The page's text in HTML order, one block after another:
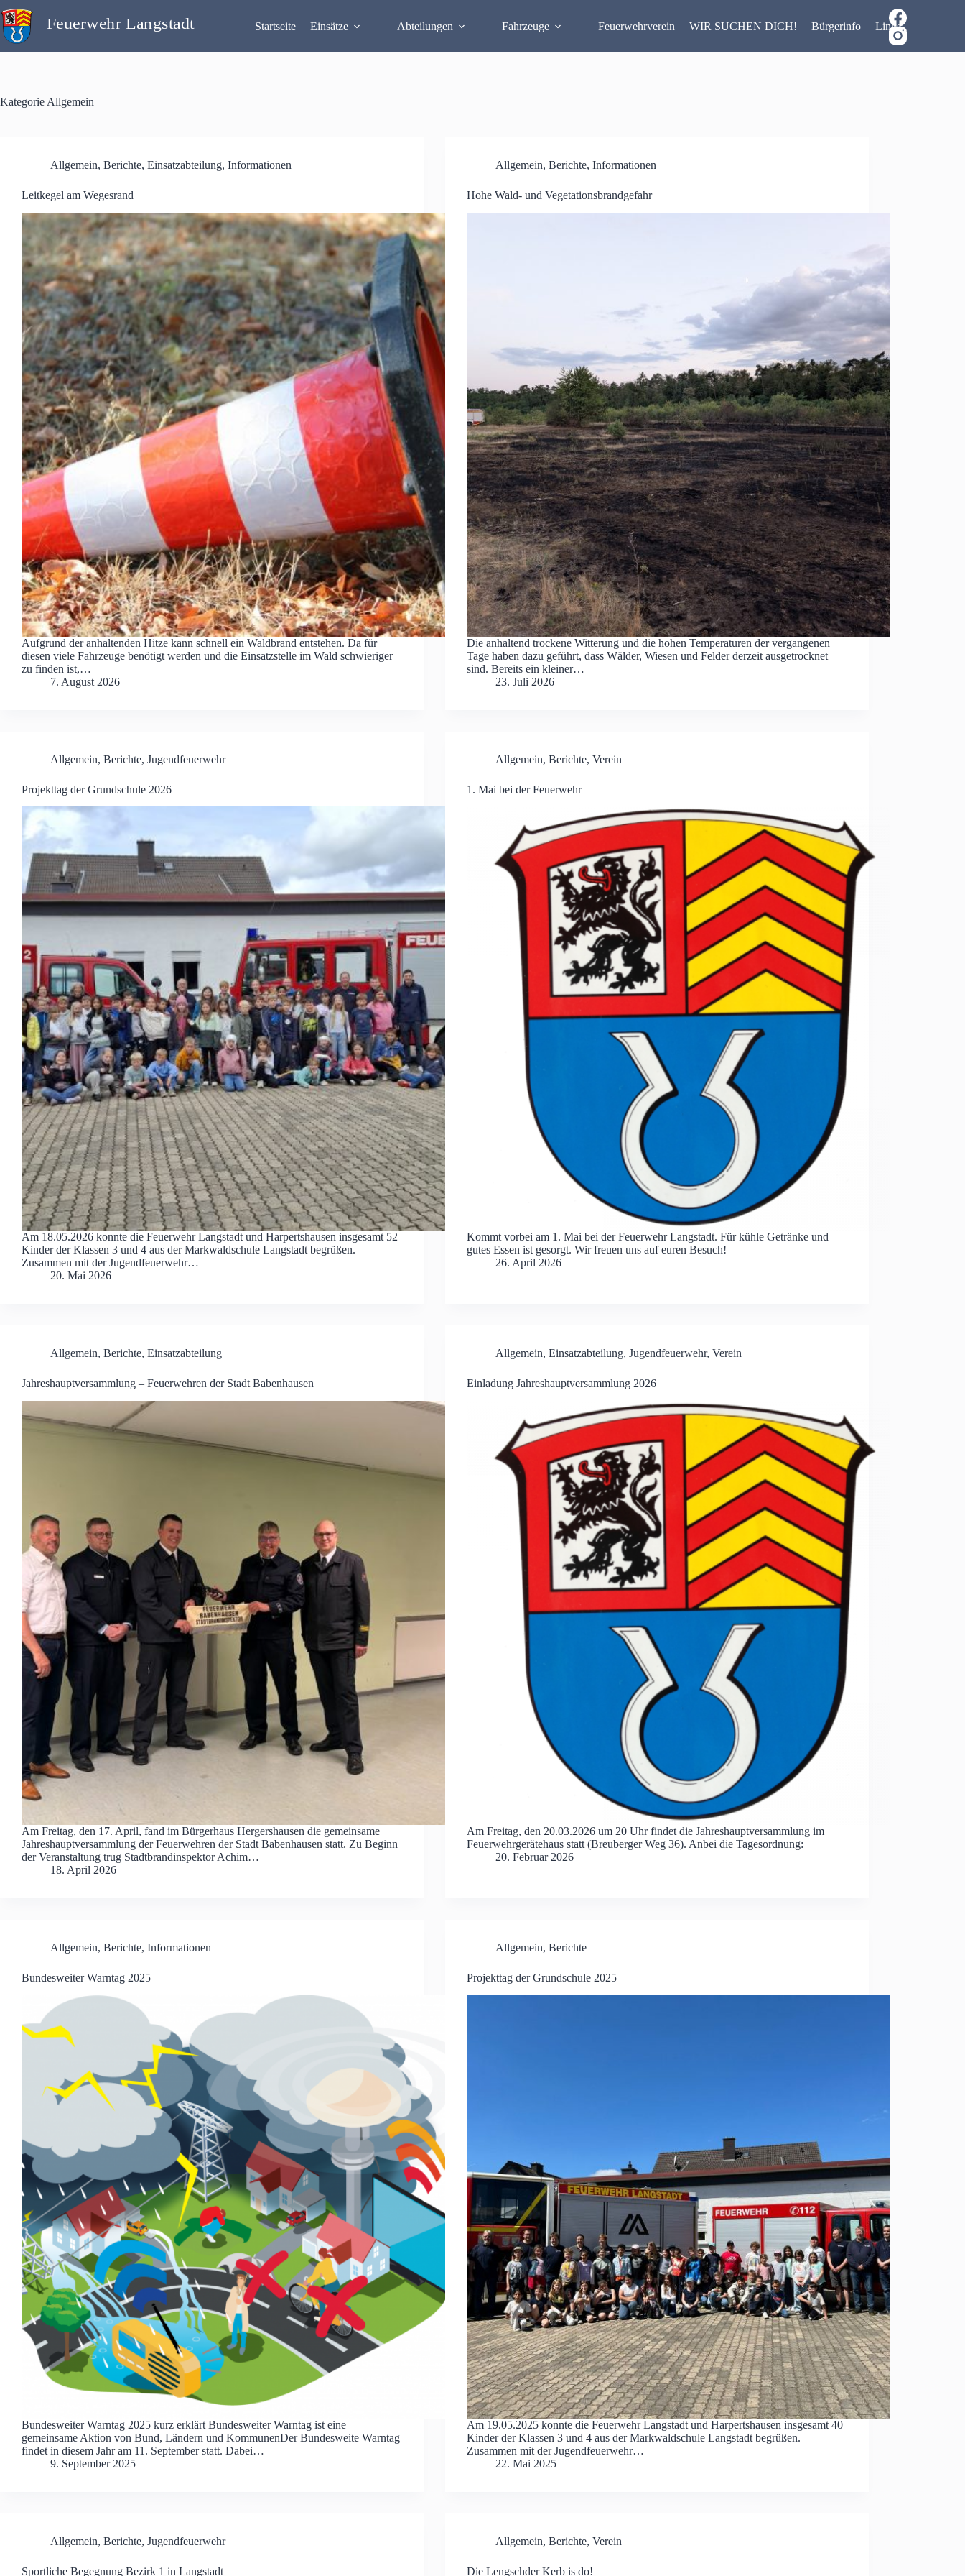
Inhalt
springen
Startseite Einsätze Abteilungen Fahrzeuge Feuerwehrverein WIR SUCHEN DICH! Bürgerinfo Links
Kategorie Allgemein
Allgemein, Berichte, Einsatzabteilung, Informationen
Leitkegel am Wegesrand
Aufgrund der anhaltenden Hitze kann schnell ein Waldbrand entstehen. Da für
diesen viele Fahrzeuge benötigt werden und die Einsatzstelle im Wald schwieriger
zu finden ist,…
7. August 2026
Allgemein, Berichte, Informationen
Hohe Wald- und Vegetationsbrandgefahr
Die anhaltend trockene Witterung und die hohen Temperaturen der vergangenen
Tage haben dazu geführt, dass Wälder, Wiesen und Felder derzeit ausgetrocknet
sind. Bereits ein kleiner…
23. Juli 2026
Allgemein, Berichte, Jugendfeuerwehr
Projekttag der Grundschule 2026
Am 18.05.2026 konnte die Feuerwehr Langstadt und Harpertshausen insgesamt 52
Kinder der Klassen 3 und 4 aus der Markwaldschule Langstadt begrüßen.
Zusammen mit der Jugendfeuerwehr…
20. Mai 2026
Allgemein, Berichte, Verein
1. Mai bei der Feuerwehr
Kommt vorbei am 1. Mai bei der Feuerwehr Langstadt. Für kühle Getränke und
gutes Essen ist gesorgt. Wir freuen uns auf euren Besuch!
26. April 2026
Allgemein, Berichte, Einsatzabteilung
Jahreshauptversammlung – Feuerwehren der Stadt Babenhausen
Am Freitag, den 17. April, fand im Bürgerhaus Hergershausen die gemeinsame
Jahreshauptversammlung der Feuerwehren der Stadt Babenhausen statt. Zu Beginn
der Veranstaltung trug Stadtbrandinspektor Achim…
18. April 2026
Allgemein, Einsatzabteilung, Jugendfeuerwehr, Verein
Einladung Jahreshauptversammlung 2026
Am Freitag, den 20.03.2026 um 20 Uhr findet die Jahreshauptversammlung im
Feuerwehrgerätehaus statt (Breuberger Weg 36). Anbei die Tagesordnung:
20. Februar 2026
Allgemein, Berichte, Informationen
Bundesweiter Warntag 2025
Bundesweiter Warntag 2025 kurz erklärt Bundesweiter Warntag ist eine
gemeinsame Aktion von Bund, Ländern und KommunenDer Bundesweite Warntag
findet in diesem Jahr am 11. September statt. Dabei…
9. September 2025
Allgemein, Berichte
Projekttag der Grundschule 2025
Am 19.05.2025 konnte die Feuerwehr Langstadt und Harpertshausen insgesamt 40
Kinder der Klassen 3 und 4 aus der Markwaldschule Langstadt begrüßen.
Zusammen mit der Jugendfeuerwehr…
22. Mai 2025
Allgemein, Berichte, Jugendfeuerwehr
Sportliche Begegnung Bezirk 1 in Langstadt
Allgemein, Berichte, Verein
Die Lengschder Kerb is do!